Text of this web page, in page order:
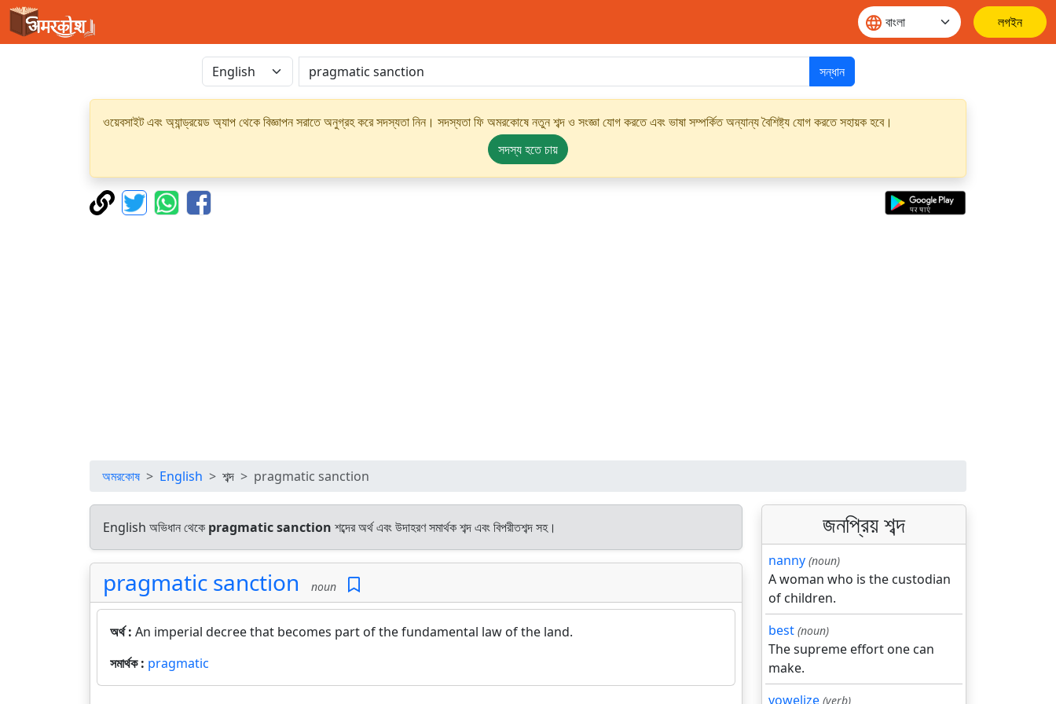
লগইন
সন্ধান
ওয়েবসাইট এবং অ্যান্ড্রয়েড অ্যাপ থেকে বিজ্ঞাপন সরাতে অনুগ্রহ করে সদস্যতা নিন। সদস্যতা ফি অমরকোষে নতুন শব্দ ও সংজ্ঞা যোগ করতে এবং ভাষা সম্পর্কিত অন্যান্য বৈশিষ্ট্য যোগ করতে সহায়ক হবে।
সদস্য হতে চায়
অমরকোষ English শব্দ pragmatic sanction
English অভিধান থেকে pragmatic sanction শব্দের অর্থ এবং উদাহরণ সমার্থক শব্দ এবং বিপরীতশব্দ সহ।
pragmatic sanction noun
অর্থ : An imperial decree that becomes part of the fundamental law of the land.
সমার্থক : pragmatic
জনপ্রিয় শব্দ
nanny (noun)
A woman who is the custodian
of children.
best (noun)
The supreme effort one can
make.
vowelize (verb)